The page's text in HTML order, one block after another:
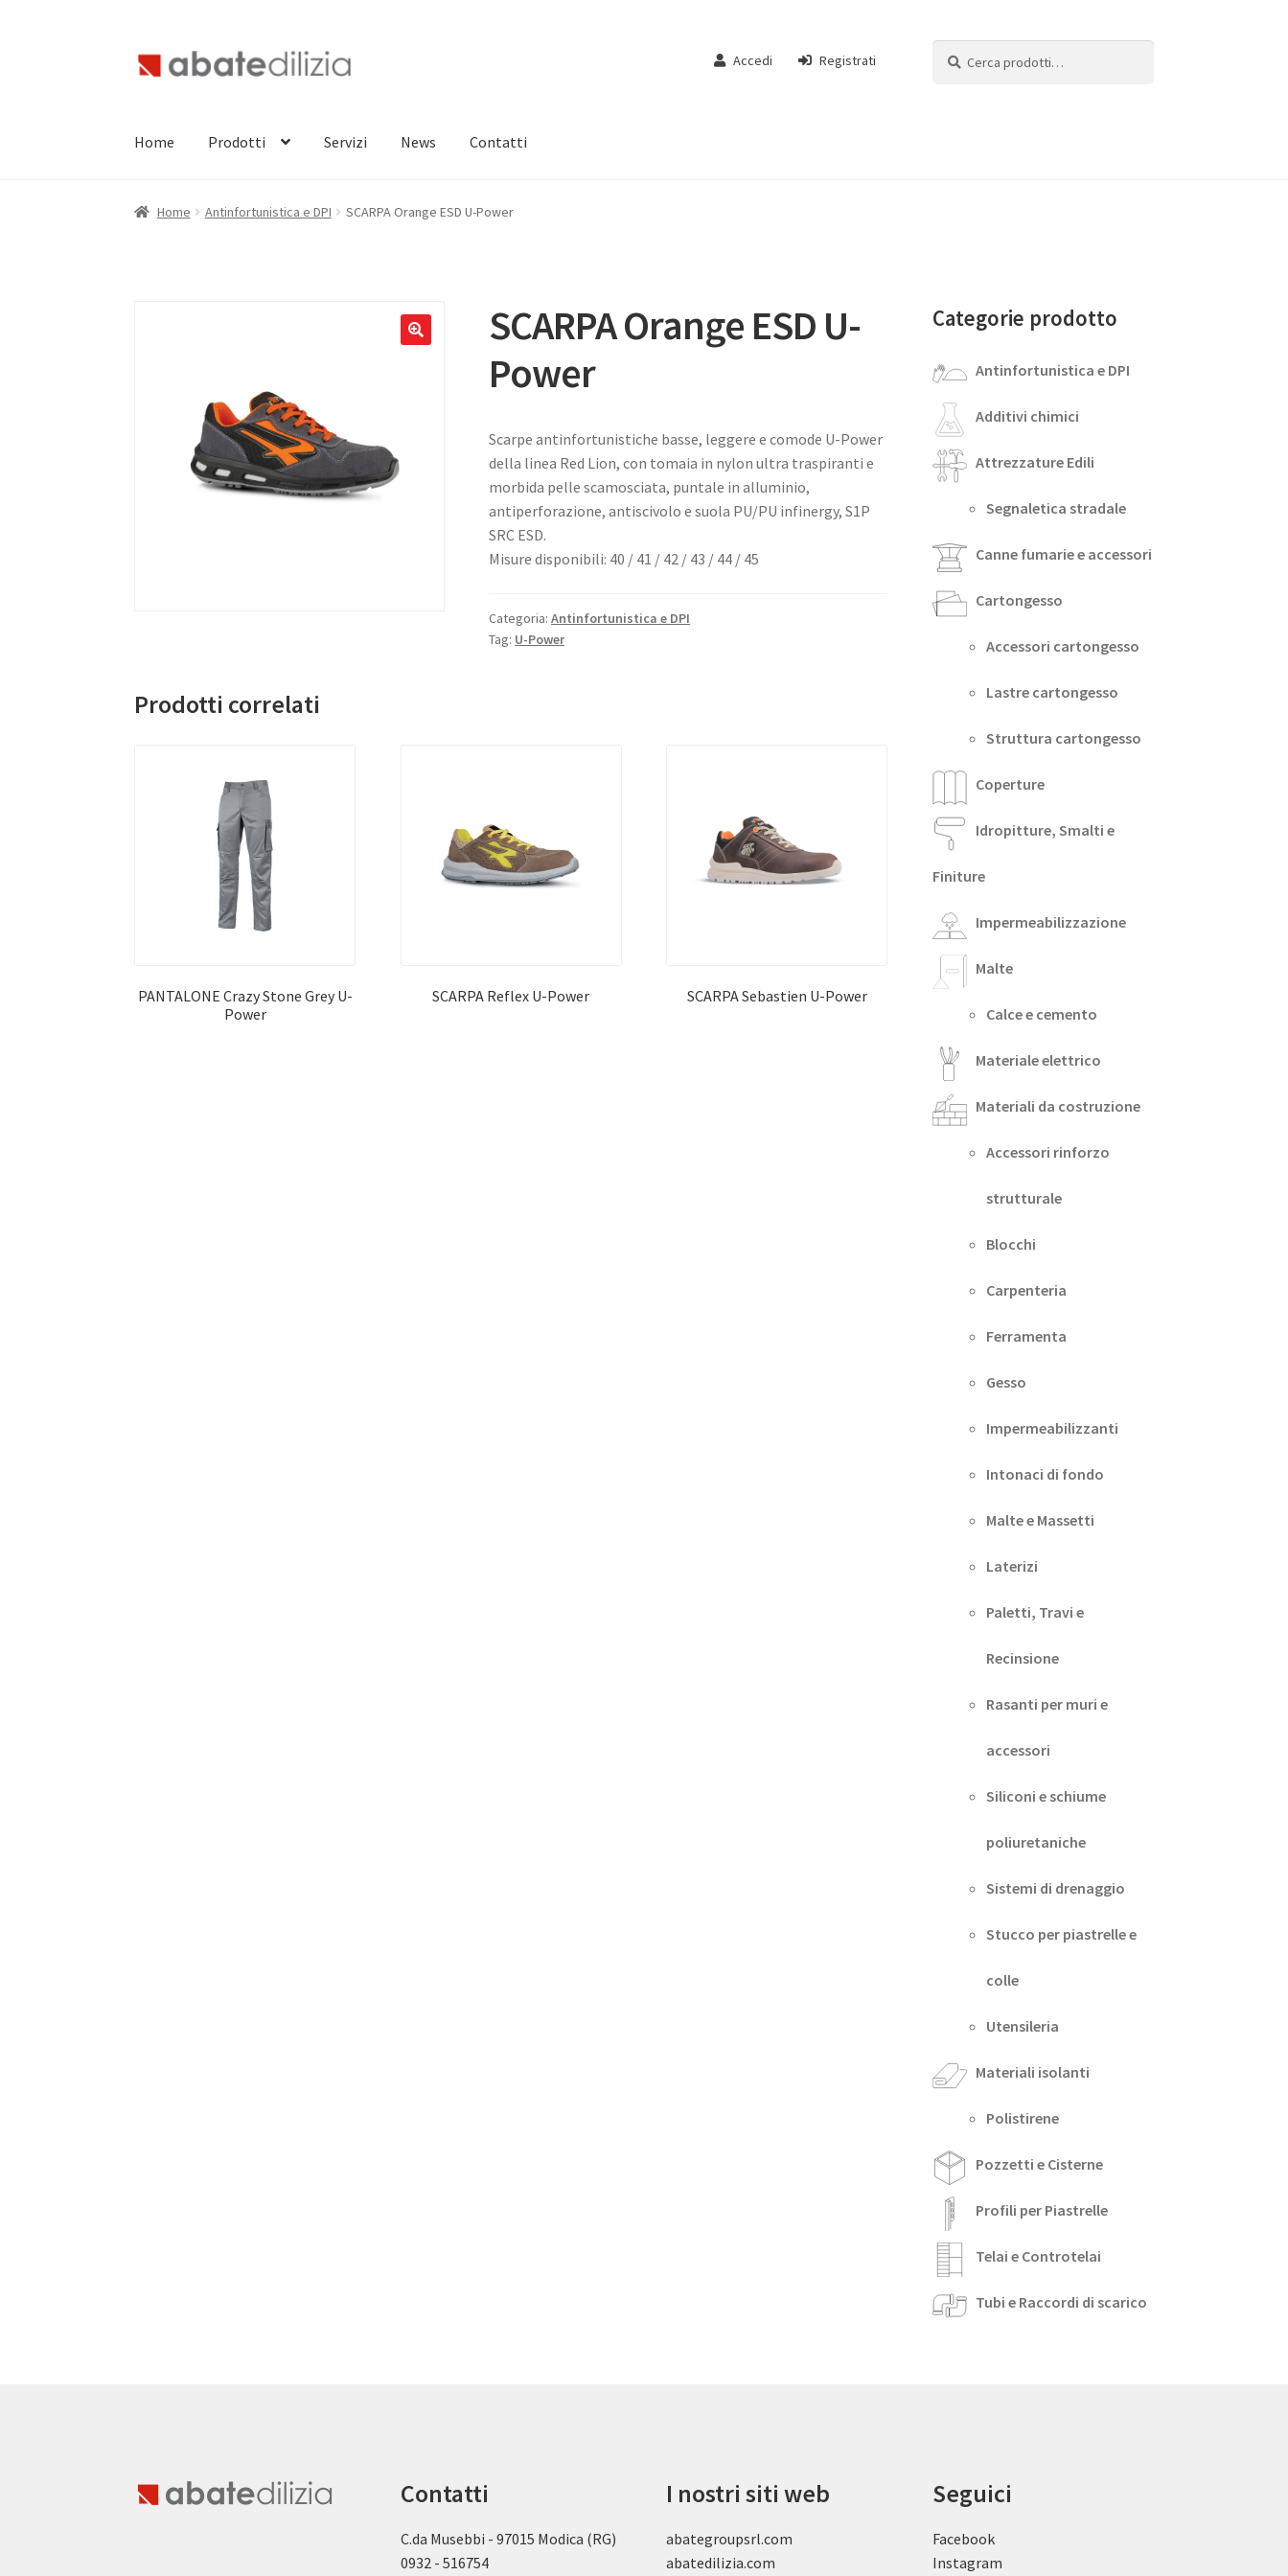
Vai
alla
Vai
al
Accedi Registrati
Home Prodotti Servizi News Contatti
Home Antinfortunistica e DPI SCARPA Orange ESD U-Power
SCARPA Orange ESD U-
Power
Scarpe antinfortunistiche basse, leggere e comode U-Power
della linea Red Lion, con tomaia in nylon ultra traspiranti e
morbida pelle scamosciata, puntale in alluminio,
antiperforazione, antiscivolo e suola PU/PU infinergy, S1P
SRC ESD.
Misure disponibili: 40 / 41 / 42 / 43 / 44 / 45
Categoria:Antinfortunistica e DPI
Tag: U-Power
Prodotti correlati
PANTALONE Crazy Stone Grey U-
Power
SCARPA Reflex U-Power SCARPA Sebastien U-Power
Categorie prodotto
Antinfortunistica e DPI
Additivi chimici
Attrezzature Edili
Segnaletica stradale
Canne fumarie e accessori
Cartongesso
Accessori cartongesso
Lastre cartongesso
Struttura cartongesso
Coperture
Idropitture, Smalti e
Finiture
Impermeabilizzazione
Malte
Calce e cemento
Materiale elettrico
Materiali da costruzione
Accessori rinforzo
strutturale
Blocchi
Carpenteria
Ferramenta
Gesso
Impermeabilizzanti
Intonaci di fondo
Malte e Massetti
Laterizi
Paletti, Travi e
Recinsione
Rasanti per muri e
accessori
Siliconi e schiume
poliuretaniche
Sistemi di drenaggio
Stucco per piastrelle e
colle
Utensileria
Materiali isolanti
Polistirene
Pozzetti e Cisterne
Profili per Piastrelle
Telai e Controtelai
Tubi e Raccordi di scarico
Contatti
C.da Musebbi - 97015 Modica (RG)
0932 - 516754
I nostri siti web
abategroupsrl.com
abatedilizia.com
Seguici
Facebook
Instagram